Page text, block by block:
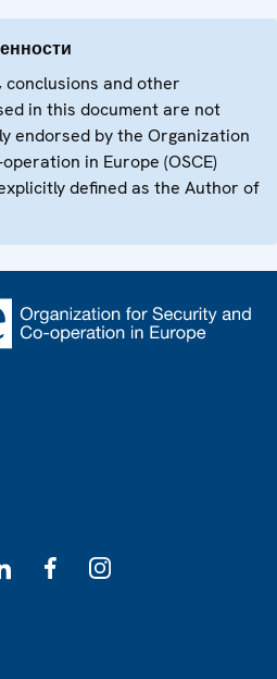
conclusions and other
in this document are not
endorsed by the Organization
in Europe (OSCE)
defined as the Author of